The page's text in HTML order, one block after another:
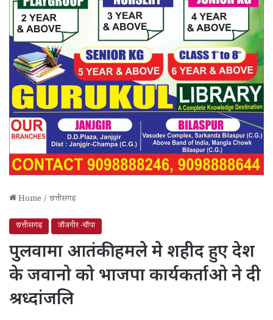
Home / छत्तीसगढ़
छत्तीसगढ़ जाँजगीर -चाँपा
पुलवामा आतंकी हमले मे शहीद हुए देश
के जवानो को भाजपा कार्यकर्ताओ ने दी
श्रध्दांजलि